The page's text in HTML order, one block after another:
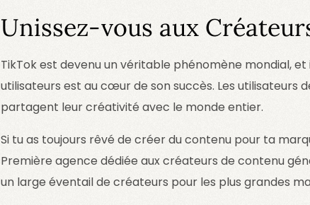
Unissez-vous aux
TikTok est devenu un véritable phénomène mondial,
utilisateurs est au cœur de son succès. Les utilisateurs
partagent leur créativité avec le monde entier.
Si tu as toujours rêvé de créer du contenu pour ta
Première agence dédiée aux créateurs de contenu
un large éventail de créateurs pour les plus grandes